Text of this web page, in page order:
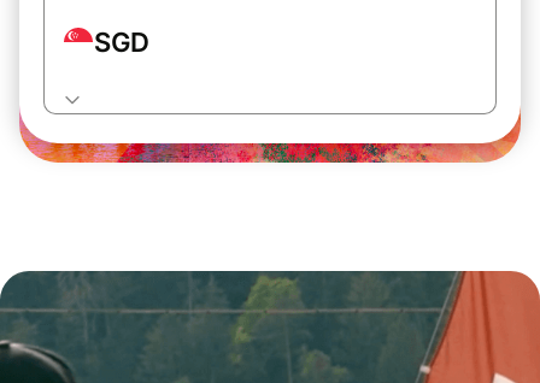
SGD